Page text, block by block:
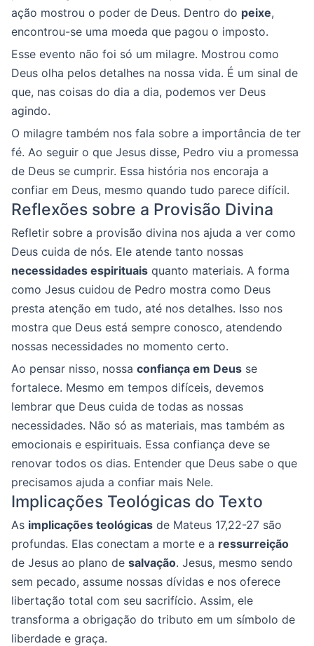
ação mostrou o poder de Deus. Dentro do peixe,
encontrou-se uma moeda que pagou o imposto.
Esse evento não foi só um milagre. Mostrou como
Deus olha pelos detalhes na nossa vida. É um sinal de
que, nas coisas do dia a dia, podemos ver Deus
agindo.
O milagre também nos fala sobre a importância de ter
fé. Ao seguir o que Jesus disse, Pedro viu a promessa
de Deus se cumprir. Essa história nos encoraja a
confiar em Deus, mesmo quando tudo parece difícil.
Reflexões sobre a Provisão Divina
Refletir sobre a provisão divina nos ajuda a ver como
Deus cuida de nós. Ele atende tanto nossas
necessidades espirituais quanto materiais. A forma
como Jesus cuidou de Pedro mostra como Deus
presta atenção em tudo, até nos detalhes. Isso nos
mostra que Deus está sempre conosco, atendendo
nossas necessidades no momento certo.
Ao pensar nisso, nossa confiança em Deus se
fortalece. Mesmo em tempos difíceis, devemos
lembrar que Deus cuida de todas as nossas
necessidades. Não só as materiais, mas também as
emocionais e espirituais. Essa confiança deve se
renovar todos os dias. Entender que Deus sabe o que
precisamos ajuda a confiar mais Nele.
Implicações Teológicas do Texto
As implicações teológicas de Mateus 17,22-27 são
profundas. Elas conectam a morte e a ressurreição
de Jesus ao plano de salvação. Jesus, mesmo sendo
sem pecado, assume nossas dívidas e nos oferece
libertação total com seu sacrifício. Assim, ele
transforma a obrigação do tributo em um símbolo de
liberdade e graça.